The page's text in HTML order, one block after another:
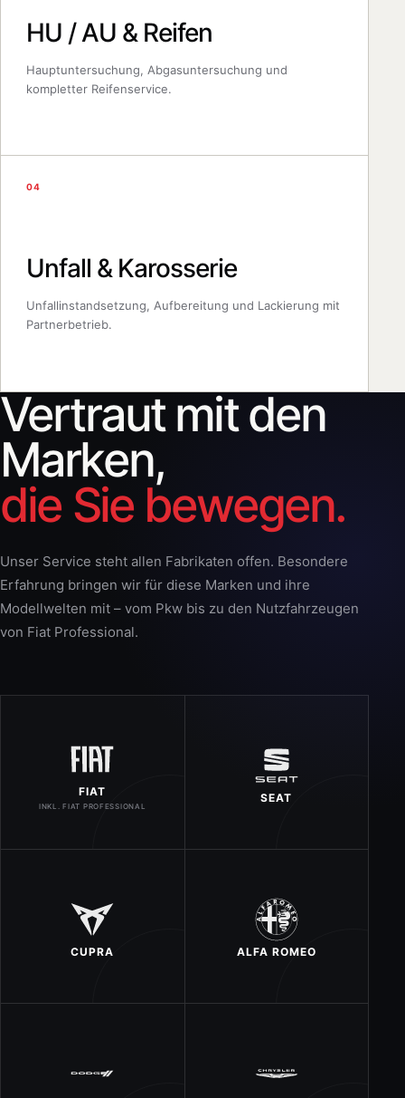
HU / AU & Reifen
Hauptuntersuchung, Abgasuntersuchung und
kompletter Reifenservice.
04
Unfall & Karosserie
Unfallinstandsetzung, Aufbereitung und Lackierung mit
Partnerbetrieb.
Vertraut mit den
Marken,
die Sie bewegen.
Unser Service steht allen Fabrikaten offen. Besondere
Erfahrung bringen wir für diese Marken und ihre
Modellwelten mit – vom Pkw bis zu den Nutzfahrzeugen
von Fiat Professional.
FIAT
INKL. FIAT PROFESSIONAL
SEAT
CUPRA ALFA ROMEO